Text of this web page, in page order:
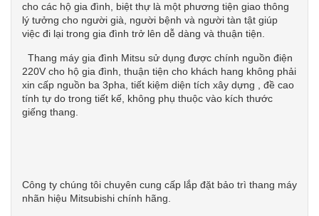
cho các hộ gia đình, biệt thự là một phương tiện giao thông
lý tưởng cho người già, người bệnh và người tàn tật giúp
việc đi lại trong gia đình trở lên dễ dàng và thuận tiện.
Thang máy gia đình Mitsu sử dụng được chính nguồn điện
220V cho hộ gia đình, thuận tiện cho khách hang không phải
xin cấp nguồn ba 3pha, tiết kiệm diện tích xây dựng , đề cao
tính tự do trong tiết kế, không phụ thuộc vào kích thước
giếng thang.
Công ty chúng tôi chuyên cung cấp lắp đặt bảo trì thang máy
nhãn hiệu Mitsubishi chính hãng.